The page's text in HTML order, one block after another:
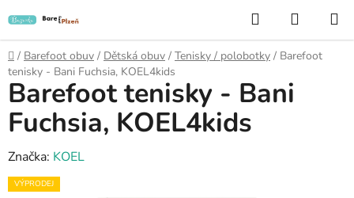
na
obsah
Hledat
KOŠÍK
Domů
/ Barefoot obuv / Dětská obuv / Tenisky / polobotky / Barefoot
tenisky - Bani Fuchsia, KOEL4kids
Barefoot tenisky - Bani
Fuchsia, KOEL4kids
Značka: KOEL
VÝPRODEJ